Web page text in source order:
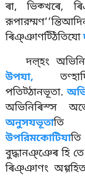
ৰা, ভিক্খৰে,
ৰিঞ্ঞাণট্ঠিতিযো
দল়্হং
উপযা,
পতিট্ঠানভূতা.
অভিনিৰিস্স
অনুসযভূতাতি
উপরিমকোটিযা
বুদ্ধানঞ্ঞেৰ হি
ৰিঞ্ঞাণং